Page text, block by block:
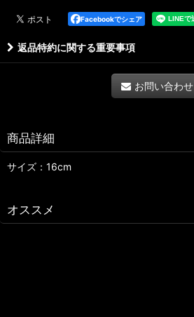
Facebookでシェア
返品特約に関する重要事項
お問い合わせ
商品詳細
サイズ：16cm
オススメ